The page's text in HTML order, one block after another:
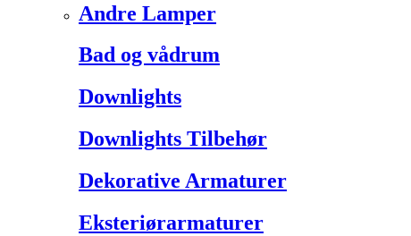
Andre Lamper
Bad og vådrum
Downlights
Downlights Tilbehør
Dekorative Armaturer
Eksteriørarmaturer